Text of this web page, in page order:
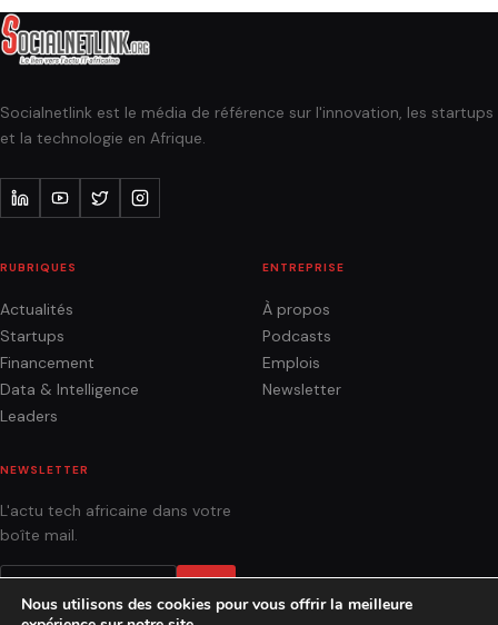
Socialnetlink est le média de référence sur l'innovation, les startups
et la technologie en Afrique.
RUBRIQUES
Actualités
Startups
Financement
Data & Intelligence
Leaders
ENTREPRISE
À propos
Podcasts
Emplois
Newsletter
NEWSLETTER
L'actu tech africaine dans votre
boîte mail.
Nous utilisons des cookies pour vous offrir la meilleure